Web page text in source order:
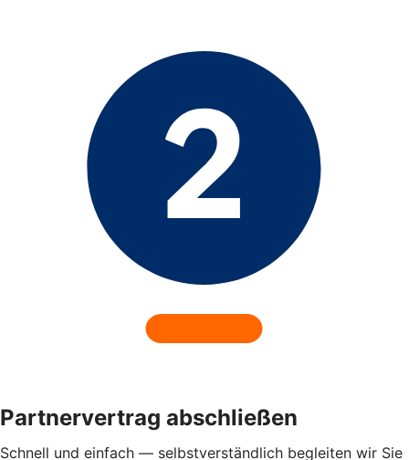
Partnervertrag abschließen
Schnell und einfach — selbstverständlich begleiten wir Sie